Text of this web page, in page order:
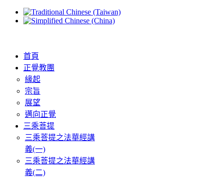
首頁
正覺教團
緣起
宗旨
展望
邁向正覺
三乘菩提
三乘菩提之法華經講
義(一)
三乘菩提之法華經講
義(二)